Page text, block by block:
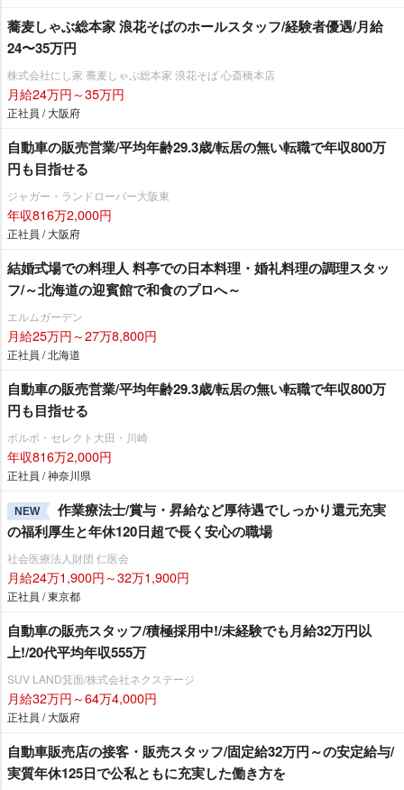
蕎麦しゃぶ総本家 浪花そばのホールスタッフ/経験者優遇/月給
24〜35万円
株式会社にし家 蕎麦しゃぶ総本家 浪花そば 心斎橋本店
月給24万円～35万円
正社員 / 大阪府
自動車の販売営業/平均年齢29.3歳/転居の無い転職で年収800万
円も目指せる
ジャガー・ランドローバー大阪東
年収816万2,000円
正社員 / 大阪府
結婚式場での料理人 料亭での日本料理・婚礼料理の調理スタッ
フ/～北海道の迎賓館で和食のプロへ～
エルムガーデン
月給25万円～27万8,800円
正社員 / 北海道
自動車の販売営業/平均年齢29.3歳/転居の無い転職で年収800万
円も目指せる
ボルボ・セレクト大田・川崎
年収816万2,000円
正社員 / 神奈川県
NEW
作業療法士/賞与・昇給など厚待遇でしっかり還元充実
の福利厚生と年休120日超で長く安心の職場
社会医療法人財団 仁医会
月給24万1,900円～32万1,900円
正社員 / 東京都
自動車の販売スタッフ/積極採用中!/未経験でも月給32万円以
上!/20代平均年収555万
SUV LAND箕面/株式会社ネクステージ
月給32万円～64万4,000円
正社員 / 大阪府
自動車販売店の接客・販売スタッフ/固定給32万円～の安定給与/
実質年休125日で公私ともに充実した働き方を